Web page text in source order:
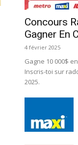
Concours
Gagner En
4 février 2025
Gagne 10 000$
Inscris-toi sur
2025.